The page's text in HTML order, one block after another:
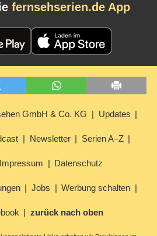
fernsehserien.de App
GmbH & Co. KG Updates
Newsletter Serien A–Z
Impressum Datenschutz
Jobs Werbung schalten
zurück nach oben